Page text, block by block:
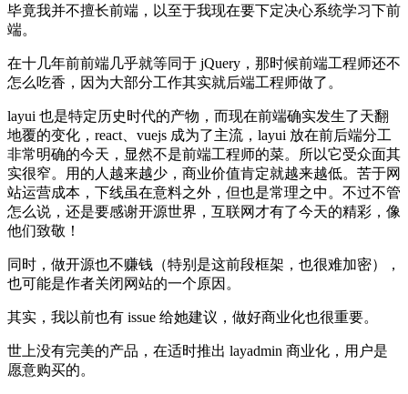
毕竟我并不擅长前端，以至于我现在要下定决心系统学习下前
端。
在十几年前前端几乎就等同于 jQuery，那时候前端工程师还不
怎么吃香，因为大部分工作其实就后端工程师做了。
layui 也是特定历史时代的产物，而现在前端确实发生了天翻
地覆的变化，react、vuejs 成为了主流，layui 放在前后端分工
非常明确的今天，显然不是前端工程师的菜。所以它受众面其
实很窄。用的人越来越少，商业价值肯定就越来越低。苦于网
站运营成本，下线虽在意料之外，但也是常理之中。不过不管
怎么说，还是要感谢开源世界，互联网才有了今天的精彩，像
他们致敬！
同时，做开源也不赚钱（特别是这前段框架，也很难加密），
也可能是作者关闭网站的一个原因。
其实，我以前也有 issue 给她建议，做好商业化也很重要。
世上没有完美的产品，在适时推出 layadmin 商业化，用户是
愿意购买的。